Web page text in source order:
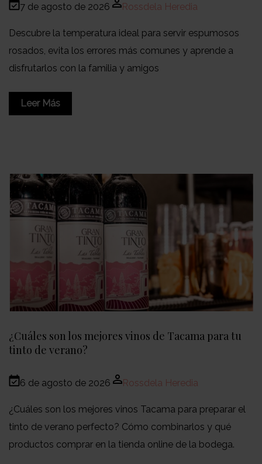
7 de agosto de 2026 Rossdela Heredia
Descubre la temperatura ideal para servir espumosos
rosados, evita los errores más comunes y aprende a
disfrutarlos con la familia y amigos
Leer Más
¿Cuáles son los mejores vinos de Tacama para tu
tinto de verano?
6 de agosto de 2026 Rossdela Heredia
¿Cuáles son los mejores vinos Tacama para preparar el
tinto de verano perfecto? Cómo combinarlos y qué
productos comprar en la tienda online de la bodega.